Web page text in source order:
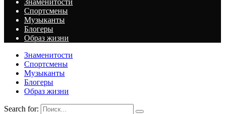
Знаменитости
Спортсмены
Музыканты
Блогеры
Образ жизни
Знаменитости
Спортсмены
Музыканты
Блогеры
Образ жизни
Search for: